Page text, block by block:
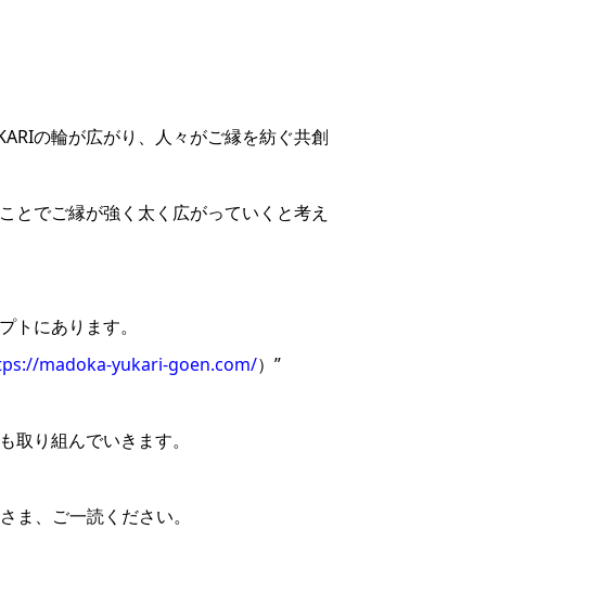
の輪が広がり、人々がご縁を紡ぐ共創
とでご縁が強く太く広がっていくと考え
にあります。
madoka-yukari-goen.com/）”
り組んでいきます。
、ご一読ください。